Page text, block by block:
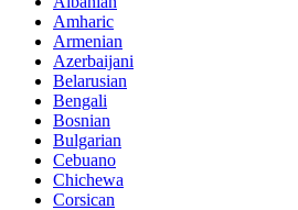
Amharic
Armenian
Azerbaijani
Belarusian
Bengali
Bosnian
Bulgarian
Cebuano
Chichewa
Corsican